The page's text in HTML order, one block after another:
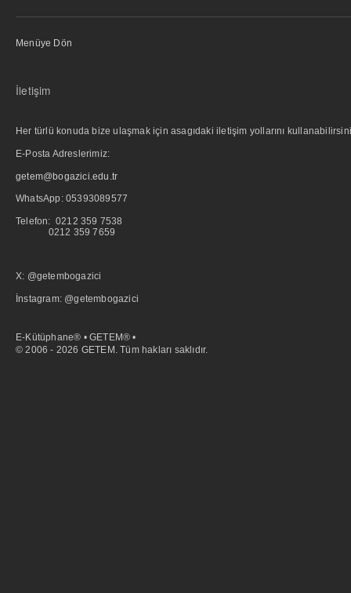
Menüye Dön
İletişim
Her türlü konuda bize ulaşmak için asagıdaki iletişim yollarını
E-Posta Adreslerimiz:
getem@bogazici.edu.tr
WhatsApp: 05393089577
Telefon: 0212 359 7538
0212 359 7659
X: @getembogazici
İnstagram: @getembogazici
E-Kütüphane® • GETEM® •
© 2006 - 2026 GETEM. Tüm hakları saklıdır.